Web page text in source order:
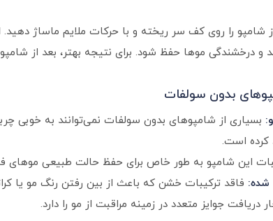
شامپو را روی کف سر ریخته و با حرکات ملایم ماساژ
موها حفظ شود. برای نتیجه بهتر، بعد از شامپو
بدون سولفات
بسیاری از شامپوهای بدون سولفات نمی‌توانند به خوبی
کرده است.
این شامپو به طور خاص برای حفظ حالت طبیعی موهای
شده: فاقد ترکیبات خشن که باعث از بین رفتن رنگ مو یا
دریافت جوایز متعدد در زمینه مراقبت از مو را دارد.